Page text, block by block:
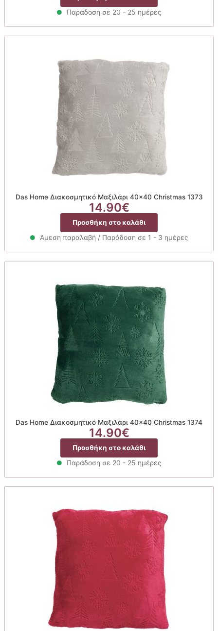
Παράδοση σε 20 - 25 ημέρες
Das Home Διακοσμητικό Μαξιλάρι 40×40 Christmas 1373
14.90€
Προσθήκη στο καλάθι
Άμεση παραλαβή / Παράδοση σε 1 - 3 ημέρες
Das Home Διακοσμητικό Μαξιλάρι 40×40 Christmas 1374
14.90€
Προσθήκη στο καλάθι
Παράδοση σε 20 - 25 ημέρες